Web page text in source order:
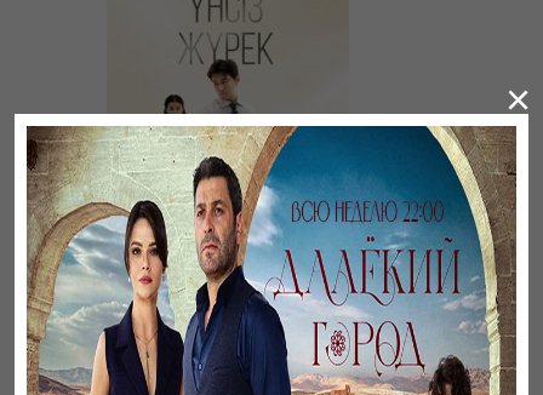
Үнсіз жүрек
×